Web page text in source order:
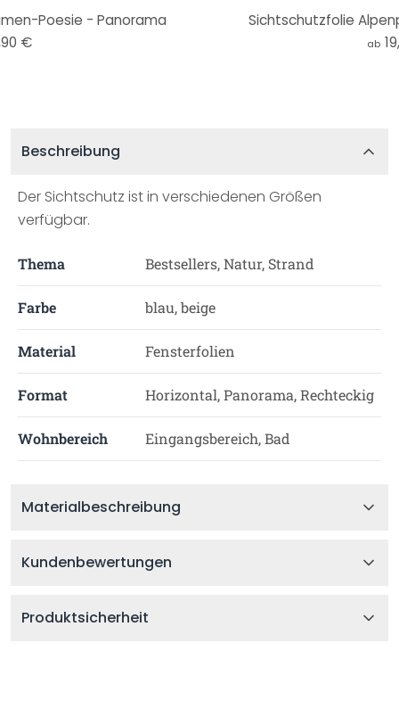
Poesie - Panorama
€
Sichtschutzfolie
ab
Beschreibung
Der Sichtschutz ist in verschiedenen Größen
verfügbar.
Thema Bestsellers, Natur, Strand
Farbe blau, beige
Material Fensterfolien
Format Horizontal, Panorama, Rechteckig
Wohnbereich Eingangsbereich, Bad
Materialbeschreibung
Kundenbewertungen
Produktsicherheit